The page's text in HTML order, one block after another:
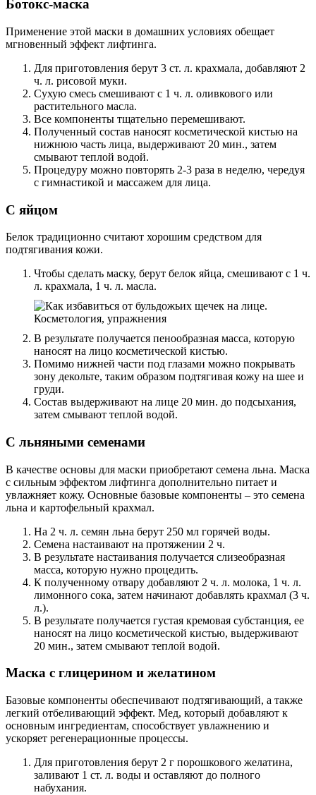
Ботокс-маска
Применение этой маски в домашних условиях обещает
мгновенный эффект лифтинга.
Для приготовления берут 3 ст. л. крахмала, добавляют 2
ч. л. рисовой муки.
Сухую смесь смешивают с 1 ч. л. оливкового или
растительного масла.
Все компоненты тщательно перемешивают.
Полученный состав наносят косметической кистью на
нижнюю часть лица, выдерживают 20 мин., затем
смывают теплой водой.
Процедуру можно повторять 2-3 раза в неделю, чередуя
с гимнастикой и массажем для лица.
С яйцом
Белок традиционно считают хорошим средством для
подтягивания кожи.
Чтобы сделать маску, берут белок яйца, смешивают с 1 ч.
л. крахмала, 1 ч. л. масла.
В результате получается пенообразная масса, которую
наносят на лицо косметической кистью.
Помимо нижней части под глазами можно покрывать
зону декольте, таким образом подтягивая кожу на шее и
груди.
Состав выдерживают на лице 20 мин. до подсыхания,
затем смывают теплой водой.
С льняными семенами
В качестве основы для маски приобретают семена льна. Маска
с сильным эффектом лифтинга дополнительно питает и
увлажняет кожу. Основные базовые компоненты – это семена
льна и картофельный крахмал.
На 2 ч. л. семян льна берут 250 мл горячей воды.
Семена настаивают на протяжении 2 ч.
В результате настаивания получается слизеобразная
масса, которую нужно процедить.
К полученному отвару добавляют 2 ч. л. молока, 1 ч. л.
лимонного сока, затем начинают добавлять крахмал (3 ч.
л.).
В результате получается густая кремовая субстанция, ее
наносят на лицо косметической кистью, выдерживают
20 мин., затем смывают теплой водой.
Маска с глицерином и желатином
Базовые компоненты обеспечивают подтягивающий, а также
легкий отбеливающий эффект. Мед, который добавляют к
основным ингредиентам, способствует увлажнению и
ускоряет регенерационные процессы.
Для приготовления берут 2 г порошкового желатина,
заливают 1 ст. л. воды и оставляют до полного
набухания.